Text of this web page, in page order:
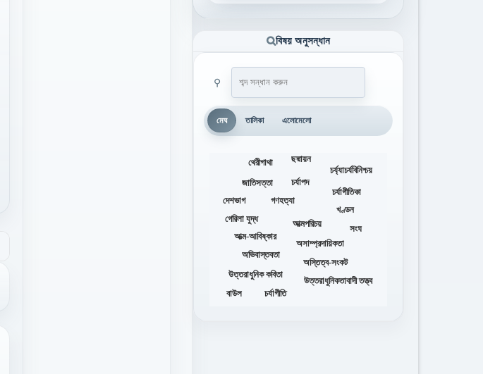
বিষয় অনুসন্ধান
⚲
মেঘ তালিকা এলোমেলো
অভিবাস্তবতা
অসাম্প্রদায়িকতা
অস্তিত্ব-সংকট
আত্ম-আবিষ্কার
আত্মপরিচয়
উত্তরাধুনিক কবিতা
উত্তরাধুনিকতাবাদী তত্ত্ব
খণ্ডন
গণহত্যা
গেরিলা যুদ্ধ
চর্যাগীতি
চর্যাগীতিকা
চর্যাপদ
চর্য্যাচর্যবিনিশ্চয়
ছদ্মায়ন
জাতিসত্তা
থেরীগাথা
দেশভাগ
বাউল
সংঘ